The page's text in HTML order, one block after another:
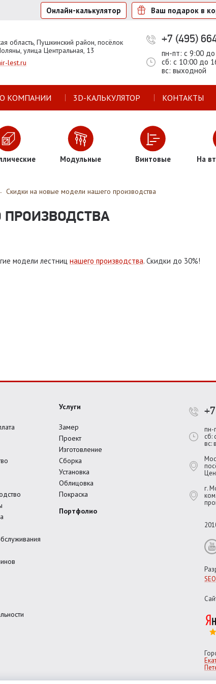
Онлайн-калькулятор Ваш подарок в
область, Пушкинский район, посёлок
улица Центральная, 13
lest.ru
+7 (495)
пн-пт: с 9:00
сб: с 10:00 до
вс: выходной
О КОМПАНИИ 3D-КАЛЬКУЛЯТОР КОНТАКТЫ
Модульные Винтовые На
- Скидки на новые модели нашего производства
модели лестниц нашего производства. Скидки до 30%!
Услуги
Замер
Проект
Изготовление
Сборка
Установка
Облицовка
Покраска
Портфолио
пн-
сб:
вс:
г.